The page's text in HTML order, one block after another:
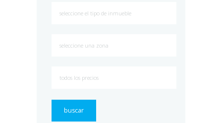
buscar